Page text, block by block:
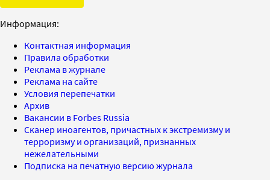
Информация:
Контактная информация
Правила обработки
Реклама в журнале
Реклама на сайте
Условия перепечатки
Архив
Вакансии в Forbes Russia
Сканер иноагентов, причастных к экстремизму и
терроризму и организаций, признанных
нежелательными
Подписка на печатную версию журнала